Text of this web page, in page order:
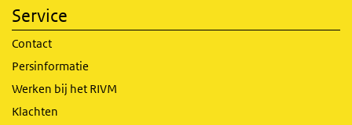
Service
Contact
Persinformatie
Werken bij het RIVM
Klachten